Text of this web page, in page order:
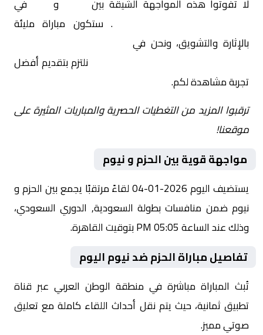
لا تفوتوا هذه المواجهة الشيقة بين و
في
. ستكون مباراة مليئة
بالإثارة والتشويق، ونحن في
نلتزم بتقديم أفضل
تجربة مشاهدة لكم.
ترقبوا المزيد من التغطيات الحصرية والمباريات المثيرة على
موقعنا!
مواجهة قوية بين الحزم و نيوم
يستضيف اليوم 2026-01-04 لقاءً مرتقبًا يجمع بين الحزم و
نيوم ضمن منافسات بطولة السعودية, الدوري السعودي،
وذلك عند الساعة 05:05 PM بتوقيت القاهرة.
تفاصيل مباراة الحزم ضد نيوم اليوم
تُبث المباراة مباشرة في منطقة الوطن العربي عبر قناة
تطبيق ثمانية، حيث يتم نقل أحداث اللقاء كاملة مع تعليق
صوتي مميز.